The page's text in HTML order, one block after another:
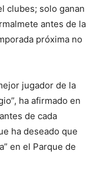
clubes; solo ganan
antes de la
próxima no
jugador de la
ha afirmado en
de cada
ha deseado que
en el Parque de